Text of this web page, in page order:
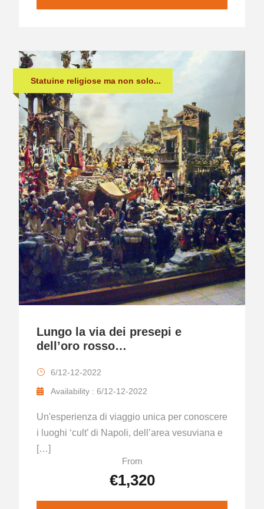
Statuine religiose ma non solo...
Lungo la via dei presepi e
dell’oro rosso…
6/12-12-2022
Availability : 6/12-12-2022
Un'esperienza di viaggio unica per conoscere
i luoghi ‘cult’ di Napoli, dell’area vesuviana e
[…]
From
€1,320